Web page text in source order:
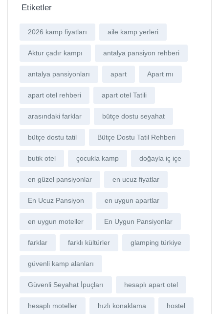
Etiketler
2026 kamp fiyatları aile kamp yerleri
Aktur çadır kampı antalya pansiyon rehberi
antalya pansiyonları apart Apart mı
apart otel rehberi apart otel Tatili
arasındaki farklar bütçe dostu seyahat
bütçe dostu tatil Bütçe Dostu Tatil Rehberi
butik otel çocukla kamp doğayla iç içe
en güzel pansiyonlar en ucuz fiyatlar
En Ucuz Pansiyon en uygun apartlar
en uygun moteller En Uygun Pansiyonlar
farklar farklı kültürler glamping türkiye
güvenli kamp alanları
Güvenli Seyahat İpuçları hesaplı apart otel
hesaplı moteller hızlı konaklama hostel